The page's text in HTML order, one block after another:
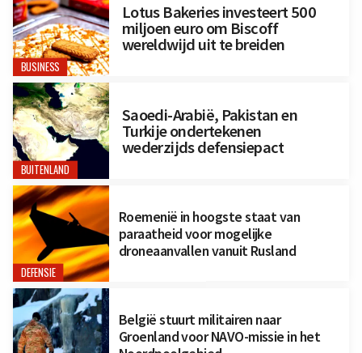
BUSINESS
Lotus Bakeries investeert 500
miljoen euro om Biscoff
wereldwijd uit te breiden
BUITENLAND
Saoedi-Arabië, Pakistan en
Turkije ondertekenen
wederzijds defensiepact
DEFENSIE
Roemenië in hoogste staat van
paraatheid voor mogelijke
droneaanvallen vanuit Rusland
België stuurt militairen naar
Groenland voor NAVO-missie in het